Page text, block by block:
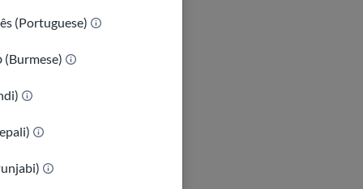
(Portuguese)
(Burmese)